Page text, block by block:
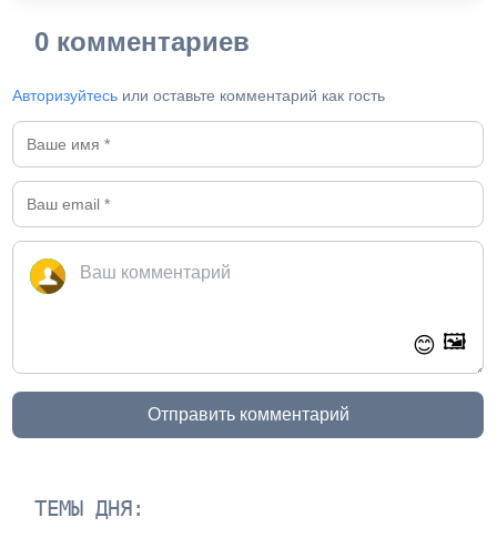
0 комментариев
Авторизуйтесь или оставьте комментарий как гость
😊 🖼️
Отправить комментарий
ТЕМЫ ДНЯ: